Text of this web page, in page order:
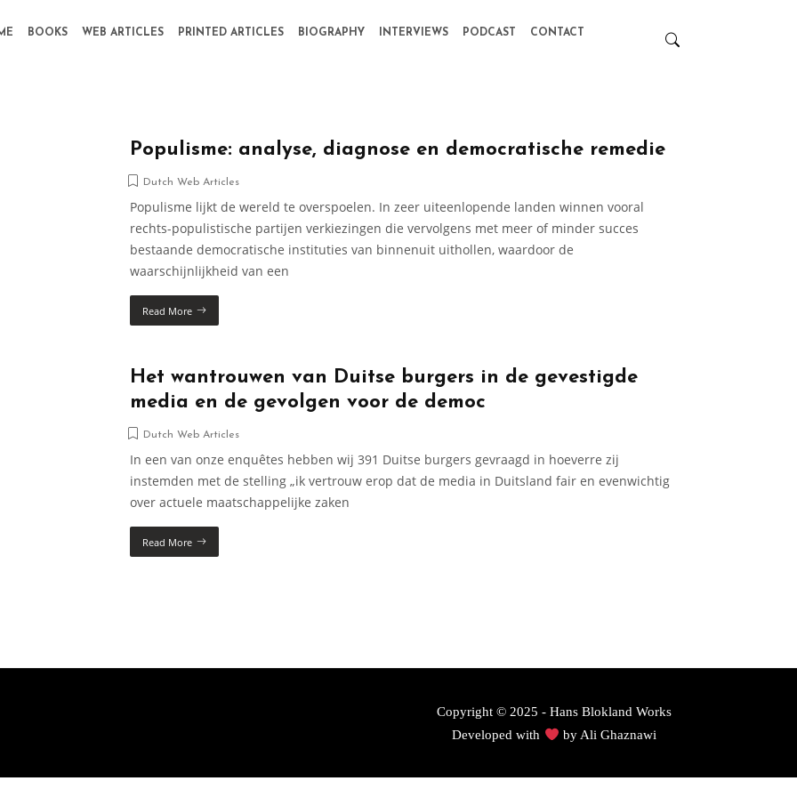
BOOKS WEB ARTICLES PRINTED ARTICLES BIOGRAPHY INTERVIEWS PODCAST CONTACT
Populisme: analyse, diagnose en democratische remedie
Dutch Web Articles
Populisme lijkt de wereld te overspoelen. In zeer uiteenlopende landen winnen vooral
rechts-populistische partijen verkiezingen die vervolgens met meer of minder succes
bestaande democratische instituties van binnenuit uithollen, waardoor de
waarschijnlijkheid van een
Read More
Het wantrouwen van Duitse burgers in de gevestigde
media en de gevolgen voor de democ
Dutch Web Articles
In een van onze enquêtes hebben wij 391 Duitse burgers gevraagd in hoeverre zij
instemden met de stelling „ik vertrouw erop dat de media in Duitsland fair en evenwichtig
over actuele maatschappelijke zaken
Read More
Copyright © 2025 - Hans Blokland Works
Developed with
by Ali Ghaznawi